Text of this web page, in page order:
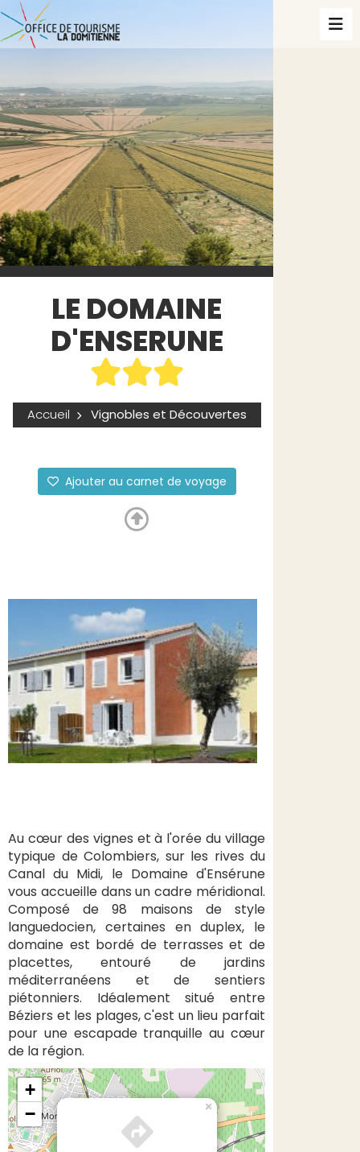
LE DOMAINE
D'ENSERUNE
Accueil Vignobles et Découvertes
Ajouter au carnet de voyage
Au cœur des vignes et à l'orée du village
typique de Colombiers, sur les rives du
Canal du Midi, le Domaine d'Ensérune
vous accueille dans un cadre méridional.
Composé de 98 maisons de style
languedocien, certaines en duplex, le
domaine est bordé de terrasses et de
placettes, entouré de jardins
méditerranéens et de sentiers
piétonniers. Idéalement situé entre
Béziers et les plages, c'est un lieu parfait
pour une escapade tranquille au cœur
de la région.
×
+
−